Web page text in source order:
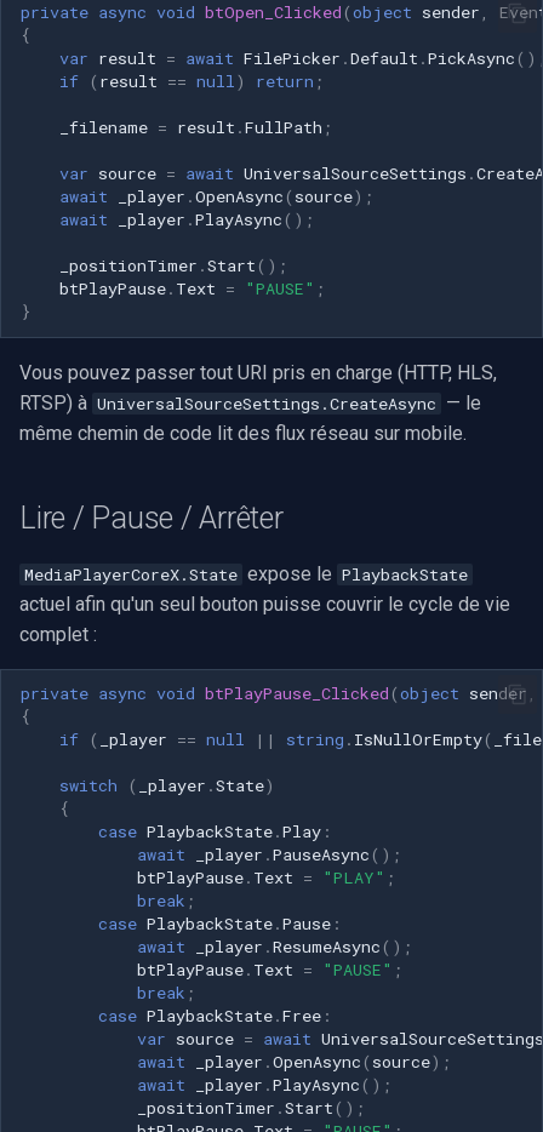
private async void btOpen_Clicked (object sender ,
{
var result = await FilePicker .Default .PickAsync
if
( result == null) return ;
_filename = result .FullPath ;
var source = await UniversalSourceSettings .
await
_player .OpenAsync ( source);
await
_player .PlayAsync ();
_positionTimer .Start ();
btPlayPause. Text = "PAUSE" ;
}
Vous pouvez passer tout URI pris en charge (HTTP, HLS,
RTSP) à UniversalSourceSettings.CreateAsync — le
même chemin de code lit des flux réseau sur mobile.
Lire / Pause / Arrêter
MediaPlayerCoreX.State expose le PlaybackState
actuel afin qu'un seul bouton puisse couvrir le cycle de vie
complet :
private async void btPlayPause_Clicked (object sender ,
{
if
( _player == null || string . IsNullOrEmpty(
switch ( _player .State)
{
case PlaybackState.Play :
await
_player .PauseAsync ();
btPlayPause. Text = "PLAY" ;
break ;
case PlaybackState.Pause :
await
_player .ResumeAsync ();
btPlayPause. Text = "PAUSE" ;
break ;
case PlaybackState.Free :
var source = await UniversalSourceSettings
await
_player .OpenAsync ( source);
await
_player .PlayAsync ();
_positionTimer .Start ();